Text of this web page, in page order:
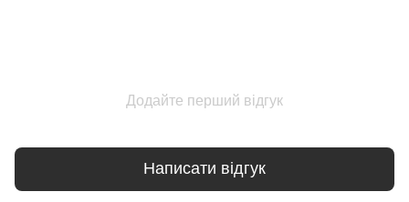
Додайте перший відгук
Написати відгук